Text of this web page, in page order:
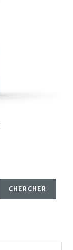
CHERCHER